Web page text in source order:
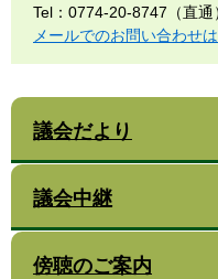
Tel：0774-20-8747（直通
メールでのお問い合わせ
議会だより
議会中継
傍聴のご案内